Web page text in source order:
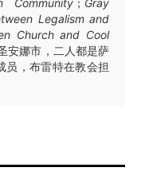
Community ； Gray
Legalism and
Church and Cool
安娜市，二人都是萨
员，布雷特在教会担